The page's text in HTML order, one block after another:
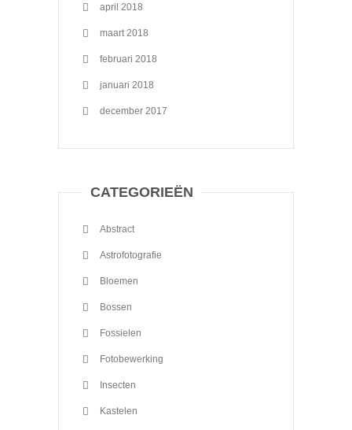
april 2018
maart 2018
februari 2018
januari 2018
december 2017
CATEGORIEËN
Abstract
Astrofotografie
Bloemen
Bossen
Fossielen
Fotobewerking
Insecten
Kastelen